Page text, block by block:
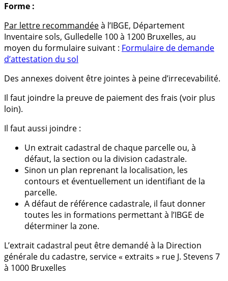
Forme :
Par lettre recommandéeà l’IBGE, Département
Inventaire sols, Gulledelle 100 à 1200 Bruxelles, au
moyen du formulaire suivant : Formulaire de demande
d’attestation du sol
Des annexes doivent être jointes à peine d’irrecevabilité.
Il faut joindre la preuve de paiement des frais (voir plus
loin).
Il faut aussi joindre :
Un extrait cadastral de chaque parcelle ou, à
défaut, la section ou la division cadastrale.
Sinon un plan reprenant la localisation, les
contours et éventuellement un identifiant de la
parcelle.
A défaut de référence cadastrale, il faut donner
toutes les in formations permettant à l’IBGE de
déterminer la zone.
L’extrait cadastral peut être demandé à la Direction
générale du cadastre, service « extraits » rue J. Stevens 7
à 1000 Bruxelles